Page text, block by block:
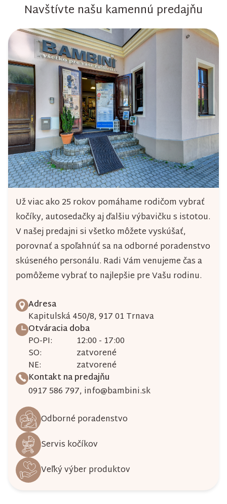
l
á
d
a
c
i
e
p
r
v
k
y
v
ý
p
i
s
Navštívte našu kamennú predajňu
Už viac ako 25 rokov pomáhame rodičom vybrať
kočíky, autosedačky aj ďalšiu výbavičku s istotou.
V našej predajni si všetko môžete vyskúšať,
porovnať a spoľahnúť sa na odborné poradenstvo
skúseného personálu. Radi Vám venujeme čas a
pomôžeme vybrať to najlepšie pre Vašu rodinu.
Adresa
Kapitulská 450/8, 917 01 Trnava
Otváracia doba
PO-PI:
12:00 - 17:00
SO:
zatvorené
NE:
zatvorené
Kontakt na predajňu
0917 586 797, info@bambini.sk
Odborné poradenstvo
Servis kočíkov
Veľký výber produktov